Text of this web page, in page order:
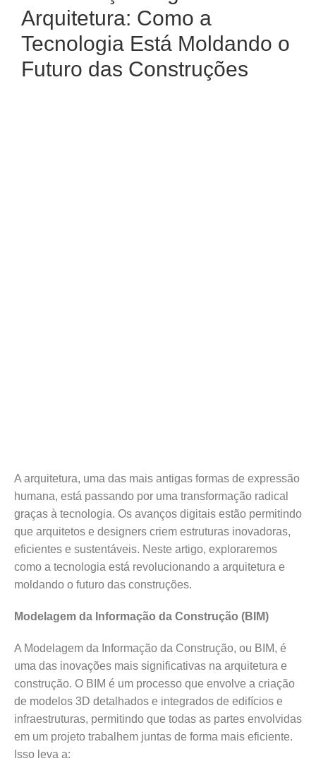
Arquitetura: Como a
Tecnologia Está Moldando o
Futuro das Construções
A arquitetura, uma das mais antigas formas de expressão
humana, está passando por uma transformação radical
graças à tecnologia. Os avanços digitais estão permitindo
que arquitetos e designers criem estruturas inovadoras,
eficientes e sustentáveis. Neste artigo, exploraremos
como a tecnologia está revolucionando a arquitetura e
moldando o futuro das construções.
Modelagem da Informação da Construção (BIM)
A Modelagem da Informação da Construção, ou BIM, é
uma das inovações mais significativas na arquitetura e
construção. O BIM é um processo que envolve a criação
de modelos 3D detalhados e integrados de edifícios e
infraestruturas, permitindo que todas as partes envolvidas
em um projeto trabalhem juntas de forma mais eficiente.
Isso leva a: